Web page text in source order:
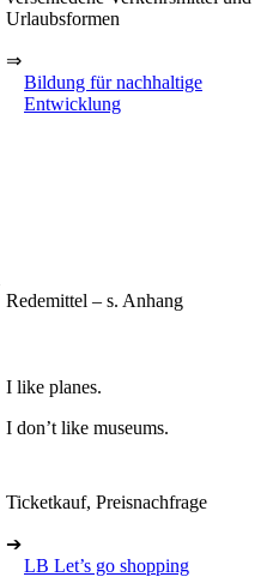
Urlaubsformen
⇒
Bildung für nachhaltige
Entwicklung
Redemittel – s. Anhang
I like planes.
I don’t like museums.
Ticketkauf, Preisnachfrage
➔
LB Let’s go shopping